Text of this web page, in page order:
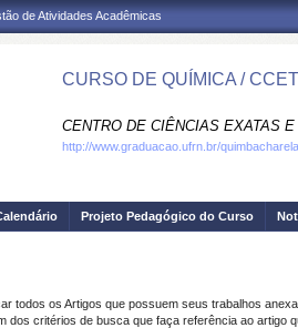
de Atividades Acadêmicas
CURSO DE QUÍMICA / CCET
CENTRO DE CIÊNCIAS EXATAS
http://www.graduacao.ufrn.br/
Projeto Pedagógico do Curso
todos os Artigos que possuem seus trabalhos
dos critérios de busca que faça referência ao artigo